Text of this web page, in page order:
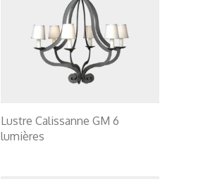
Lustre Calissanne GM 6
lumières